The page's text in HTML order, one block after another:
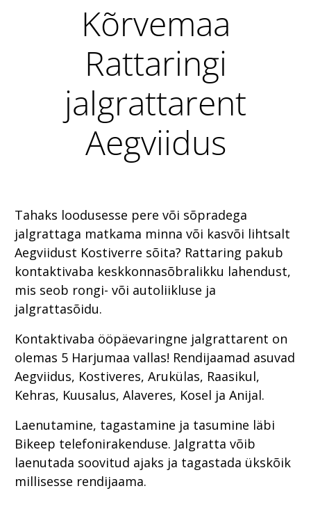
Kõrvemaa
Rattaringi
jalgrattarent
Aegviidus
Tahaks loodusesse pere või sõpradega
jalgrattaga matkama minna või kasvõi lihtsalt
Aegviidust Kostiverre sõita? Rattaring pakub
kontaktivaba keskkonnasõbralikku lahendust,
mis seob rongi- või autoliikluse ja
jalgrattasõidu.
Kontaktivaba ööpäevaringne jalgrattarent on
olemas 5 Harjumaa vallas! Rendijaamad asuvad
Aegviidus, Kostiveres, Arukülas, Raasikul,
Kehras, Kuusalus, Alaveres, Kosel ja Anijal.
Laenutamine, tagastamine ja tasumine läbi
Bikeep telefonirakenduse. Jalgratta võib
laenutada soovitud ajaks ja tagastada ükskõik
millisesse rendijaama.